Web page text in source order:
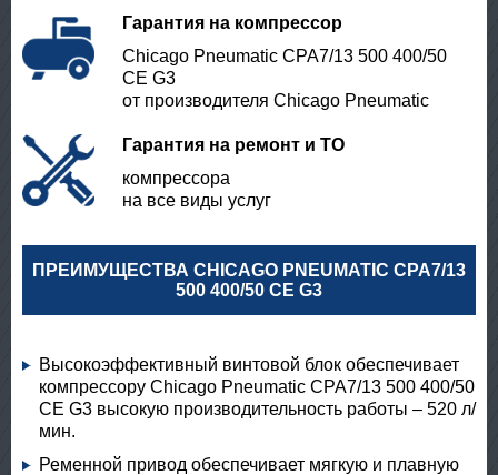
Гарантия на компрессор
Chicago Pneumatic CPA7/13 500 400/50
CE G3
от производителя Chicago Pneumatic
Гарантия на ремонт и ТО
компрессора
на все виды услуг
ПРЕИМУЩЕСТВА CHICAGO PNEUMATIC CPA7/13
500 400/50 CE G3
Высокоэффективный винтовой блок обеспечивает
компрессору Chicago Pneumatic CPA7/13 500 400/50
CE G3 высокую производительность работы – 520 л/
мин.
Ременной привод обеспечивает мягкую и плавную